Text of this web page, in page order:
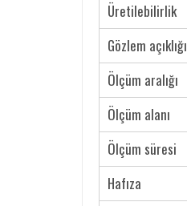
Üretilebilirlik
Gözlem açıklığı
Ölçüm aralığı
Ölçüm alanı
Ölçüm süresi
Hafıza